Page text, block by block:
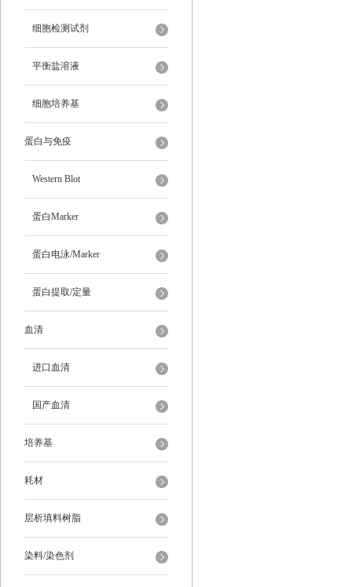
细胞检测试剂
平衡盐溶液
细胞培养基
蛋白与免疫
Western Blot
蛋白Marker
蛋白电泳/Marker
蛋白提取/定量
血清
进口血清
国产血清
培养基
耗材
层析填料树脂
染料/染色剂